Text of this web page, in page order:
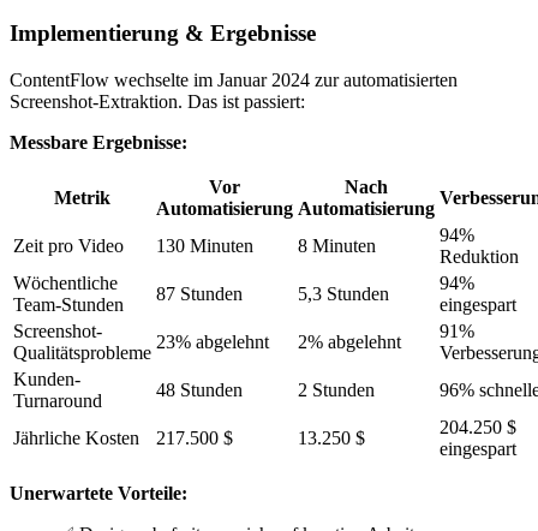
Implementierung & Ergebnisse
ContentFlow wechselte im Januar 2024 zur automatisierten
Screenshot-Extraktion. Das ist passiert:
Messbare Ergebnisse:
Metrik
Vor
Automatisierung
Nach
Automatisierung
Zeit pro Video 130 Minuten 8 Minuten
94%
Reduktion
Wöchentliche
Team-Stunden
87 Stunden 5,3 Stunden
94%
eingespart
Screenshot-
Qualitätsprobleme
23% abgelehnt 2% abgelehnt
91%
Kunden-
Turnaround
48 Stunden 2 Stunden 96%
Jährliche Kosten 217.500 $ 13.250 $
204.250 $
eingespart
Unerwartete Vorteile: